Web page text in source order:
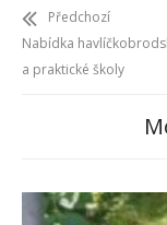
Předchozí
Nabídka
a praktické školy